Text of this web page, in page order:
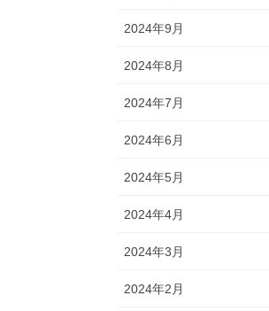
2024年9月
2024年8月
2024年7月
2024年6月
2024年5月
2024年4月
2024年3月
2024年2月